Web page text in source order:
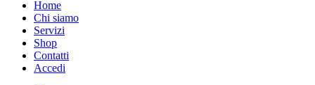
Home
Chi siamo
Servizi
Shop
Contatti
Accedi